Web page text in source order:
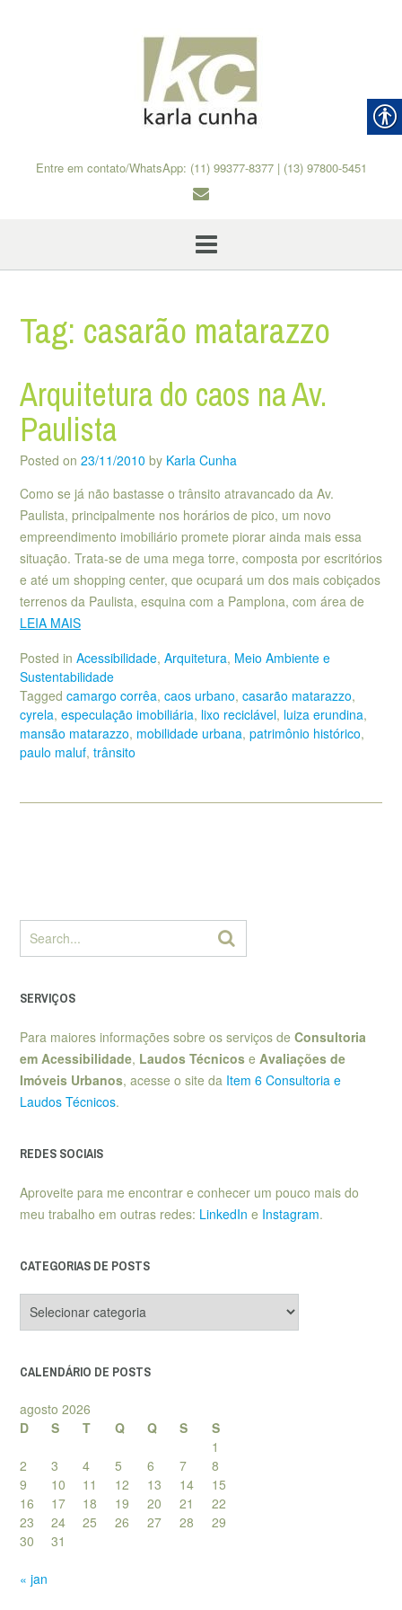
Entre em contato/WhatsApp: (11) 99377-8377 | (13) 97800-5451
Tag: casarão matarazzo
Arquitetura do caos na Av.
Paulista
Posted on 23/11/2010 by Karla Cunha
Como se já não bastasse o trânsito atravancado da Av.
Paulista, principalmente nos horários de pico, um novo
empreendimento imobiliário promete piorar ainda mais essa
situação. Trata-se de uma mega torre, composta por escritórios
e até um shopping center, que ocupará um dos mais cobiçados
terrenos da Paulista, esquina com a Pamplona, com área de
LEIA MAIS
Posted in Acessibilidade, Arquitetura, Meio Ambiente e
Sustentabilidade
Tagged camargo corrêa, caos urbano, casarão matarazzo,
cyrela, especulação imobiliária, lixo reciclável, luiza erundina,
mansão matarazzo, mobilidade urbana, patrimônio histórico,
paulo maluf, trânsito
SERVIÇOS
Para maiores informações sobre os serviços de Consultoria
em Acessibilidade, Laudos Técnicos e Avaliações de
Imóveis Urbanos, acesse o site da Item 6 Consultoria e
Laudos Técnicos.
REDES SOCIAIS
Aproveite para me encontrar e conhecer um pouco mais do
meu trabalho em outras redes: LinkedIn e Instagram.
CATEGORIAS DE POSTS
de
CALENDÁRIO DE POSTS
agosto 2026
D
S T Q Q S
S
1
2
3 4 5 6 7
8
9
10 11 12 13 14
15
16
17 18 19 20 21
22
23
24 25 26 27 28
29
30
31
« jan